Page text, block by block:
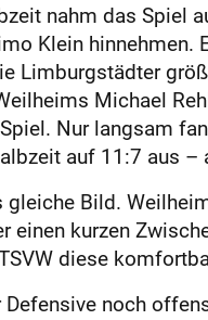
nahm das Spiel
Klein
Limburgstädter
Michael
Nur langsam
auf 11:7 aus
Bild.
einen kurzen
diese
noch